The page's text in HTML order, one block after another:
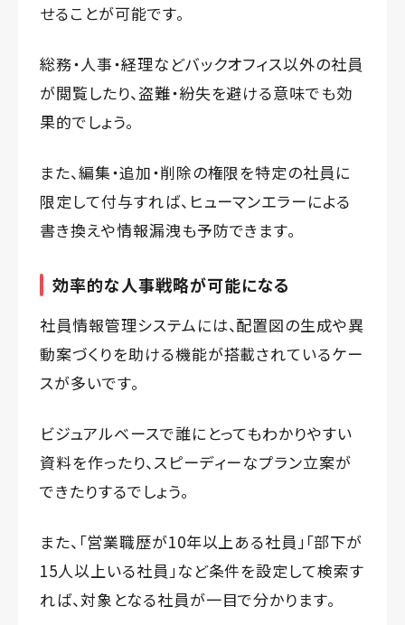
せることが可能です。
総務・人事・経理などバックオフィス以外の社員
が閲覧したり、盗難・紛失を避ける意味でも効
果的でしょう。
また、編集・追加・削除の権限を特定の社員に
限定して付与すれば、ヒューマンエラーによる
書き換えや情報漏洩も予防できます。
効率的な人事戦略が可能になる
社員情報管理システムには、配置図の生成や異
動案づくりを助ける機能が搭載されているケー
スが多いです。
ビジュアルベースで誰にとってもわかりやすい
資料を作ったり、スピーディーなプラン立案が
できたりするでしょう。
また、「営業職歴が10年以上ある社員」「部下が
15人以上いる社員」など条件を設定して検索す
れば、対象となる社員が一目で分かります。